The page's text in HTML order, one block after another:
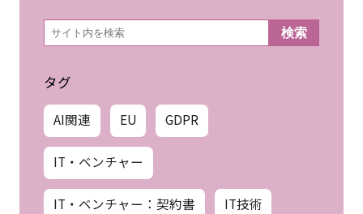
検
索 検索
タグ
AI関連 EU GDPR
IT・ベンチャー
IT・ベンチャー：契約書 IT技術